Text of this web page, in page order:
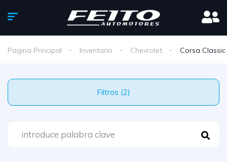
Pagina Principal Inventario Chevrolet Corsa Classic
Filtros (2)